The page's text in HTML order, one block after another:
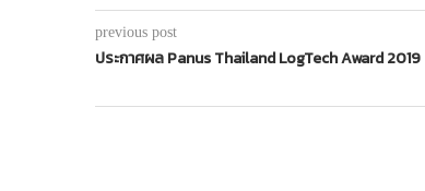
previous post
ประกาศผล Panus Thailand LogTech Award 2019